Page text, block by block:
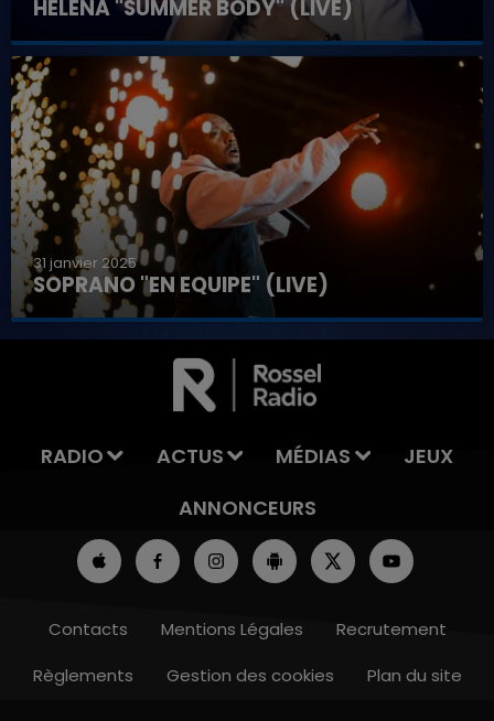
HELENA "SUMMER BODY" (LIVE)
31 janvier 2025
SOPRANO "EN EQUIPE" (LIVE)
RADIO ACTUS MÉDIAS
JEUX
ANNONCEURS
Contacts Mentions Légales
Recrutement
Règlements
Gestion des cookies Plan du site